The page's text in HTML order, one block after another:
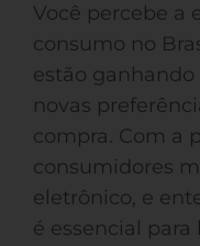
Você percebe a
consumo no
estão
novas
compra. Com a
consumidores
eletrônico, e
é essencial